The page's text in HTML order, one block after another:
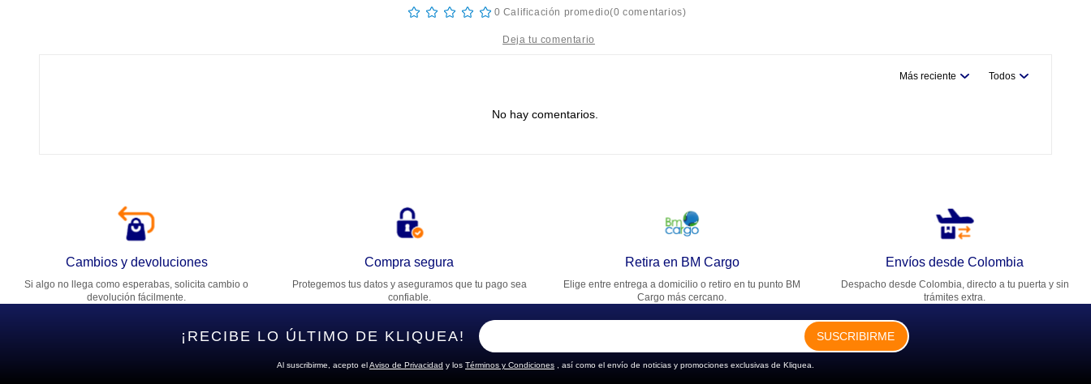
☆ ☆ ☆ ☆ ☆ 0 Calificación promedio(0 comentarios)
Dirección de email
Escribe un comentario
Más reciente Todos
No hay comentarios.
Cambios y devoluciones
Si algo no llega como esperabas, solicita cambio o
devolución fácilmente.
Compra segura
Protegemos tus datos y aseguramos que tu pago sea
confiable.
Retira en BM Cargo
Elige entre entrega a domicilio o retiro en tu punto BM
Cargo más cercano.
Envíos desde Colombia
Despacho desde Colombia, directo a tu puerta y sin
trámites extra.
¡RECIBE LO ÚLTIMO DE KLIQUEA! SUSCRIBIRME
Al suscribirme, acepto elAviso de Privacidad y los Términos y Condiciones , así como el envío de noticias y promociones exclusivas de Kliquea.